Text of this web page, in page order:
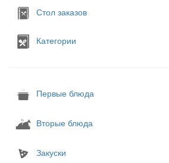
Стол заказов
Категории
Первые блюда
Вторые блюда
Закуски